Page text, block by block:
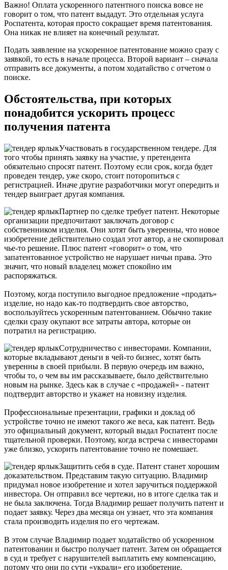
Важно! Оплата ускоренного патентного поиска вовсе не
говорит о том, что патент выдадут. Это отдельная услуга
Роспатента, которая просто сокращает время патентования.
Она никак не влияет на конечный результат.
Подать заявление на ускоренное патентование можно сразу с
заявкой, то есть в начале процесса. Второй вариант – сначала
отправить все документы, а потом ходатайство с отчетом о
поиске.
Обстоятельства, при которых
понадобится ускорить процесс
получения патента
Участвовать в государственном тендере. Для
того чтобы принять заявку на участие, у претендента
обязательно спросят патент. Поэтому если срок, когда будет
проведен тендер, уже скоро, стоит поторопиться с
регистрацией. Иначе другие разработчики могут опередить и
тендер выиграет другая компания.
Партнер по сделке требует патент. Некоторые
организации предпочитают заключать договор с
собственником изделия. Они хотят быть уверенны, что новое
изобретение действительно создал этот автор, а не скопировал
чье-то решение. Плюс патент «говорит» о том, что
запатентованное устройство не нарушает ничьи права. Это
значит, что новый владелец может спокойно им
распоряжаться.
Поэтому, когда поступило выгодное предложение «продать»
изделие, но надо как-то подтвердить свое авторство,
воспользуйтесь ускоренным патентованием. Обычно такие
сделки сразу окупают все затраты автора, которые он
потратил на регистрацию.
Сотрудничество с инвесторами. Компании,
которые вкладывают деньги в чей-то бизнес, хотят быть
уверенны в своей прибыли. В первую очередь им важно,
чтобы то, о чем вы им рассказываете, было действительно
новым на рынке. Здесь как в случае с «продажей» - патент
подтвердит авторство и укажет на новизну изделия.
Профессиональные презентации, графики и доклад об
устройстве точно не имеют такого же веса, как патент. Ведь
это официальный документ, который выдал Роспатент после
тщательной проверки. Поэтому, когда встреча с инвесторами
уже близко, ускорить патентование точно не помешает.
Защитить себя в суде. Патент станет хорошим
доказательством. Представим такую ситуацию. Владимир
придумал новое изобретение и хотел заручиться поддержкой
инвестора. Он отправил все чертежи, но в итоге сделка так и
не была заключена. Тогда Владимир решает получить патент и
подает заявку. Через два месяца он узнает, что эта компания
стала производить изделия по его чертежам.
В этом случае Владимир подает ходатайство об ускоренном
патентовании и быстро получает патент. Затем он обращается
в суд и требует с нарушителей выплатить ему компенсацию,
потому что они по сути «украли» его изобретение.